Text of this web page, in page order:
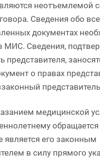
неотъемлемой
Сведения обо
документах
МИС. Сведения,
представителя,
о правах
медицинской
является его законным
в силу прямого